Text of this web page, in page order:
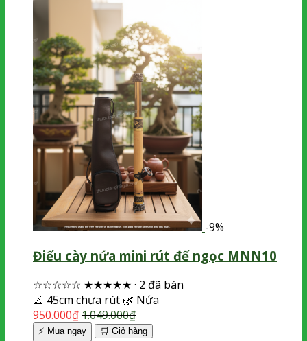
-9%
Điếu cày nứa mini rút đế ngọc MNN10
☆☆☆☆☆ ★★★★★ · 2 đã bán
📐 45cm chưa rút 🌿 Nứa
950.000₫1.049.000₫
⚡ Mua ngay 🛒 Giỏ hàng